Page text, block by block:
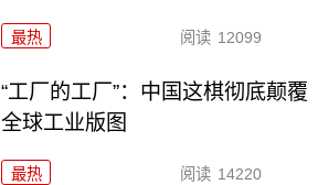
最热 阅读 12099
“工厂的工厂”：中国这棋彻底颠覆
全球工业版图
最热 阅读 14220